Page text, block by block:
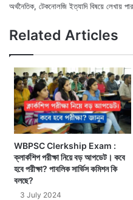
অর্থনৈতিক, টেকনোলজি ইত্যাদি বিষয়ে লেখায়
Related Articles
WBPSC Clerkship Exam :
ক্লার্কশিপ পরীক্ষা নিয়ে বড় আপডেট। কবে
হবে পরীক্ষা? পাবলিক সার্ভিস কমিশন কি
বলছে?
3 July 2024